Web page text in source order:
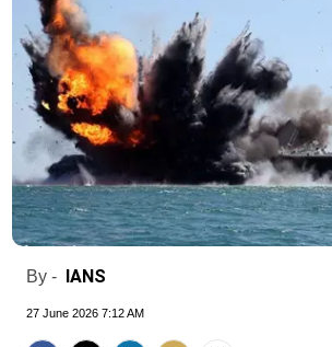
By - IANS
27 June 2026 7:12 AM